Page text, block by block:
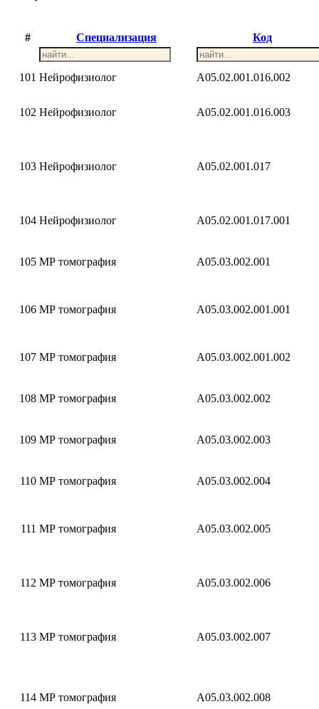
# Специализация Код
101 Нейрофизиолог A05.02.001.016.002
102 Нейрофизиолог A05.02.001.016.003
103 Нейрофизиолог A05.02.001.017
104 Нейрофизиолог A05.02.001.017.001
105 МР томография A05.03.002.001
106 МР томография A05.03.002.001.001
107 МР томография A05.03.002.001.002
108 МР томография A05.03.002.002
109 МР томография A05.03.002.003
110 МР томография A05.03.002.004
111 МР томография A05.03.002.005
112 МР томография A05.03.002.006
113 МР томография A05.03.002.007
114 МР томография A05.03.002.008